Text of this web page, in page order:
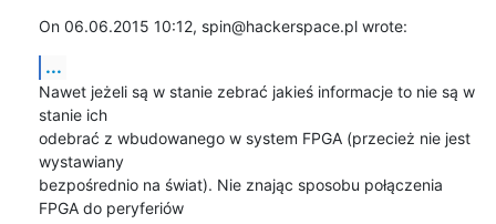
On 06.06.2015 10:12, spin@hackerspace.pl wrote:
...
Nawet jeżeli są w stanie zebrać jakieś informacje to nie są w
stanie ich
odebrać z wbudowanego w system FPGA (przecież nie jest
wystawiany
bezpośrednio na świat). Nie znając sposobu połączenia
FPGA do peryferiów